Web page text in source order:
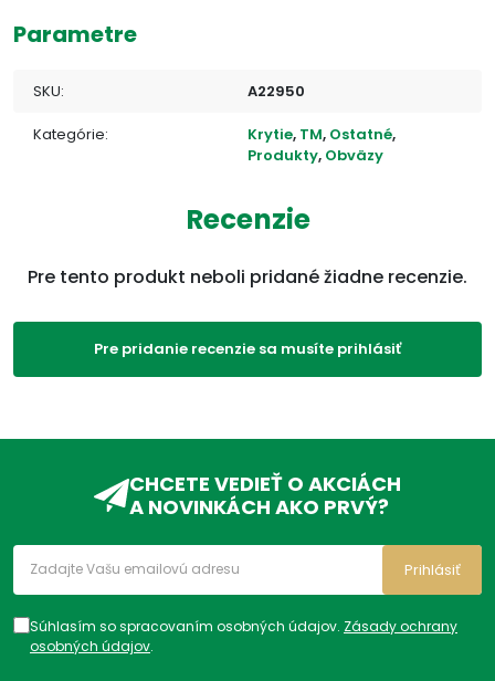
Parametre
SKU: A22950
Kategórie: Krytie, TM, Ostatné,
Produkty, Obväzy
ZPA04DA,
Recenzie
Pre tento produkt neboli pridané žiadne recenzie.
Pre pridanie recenzie sa musíte prihlásiť
CHCETE VEDIEŤ O AKCIÁCH
A NOVINKÁCH AKO PRVÝ?
Súhlasím so spracovaním osobných údajov. Zásady ochrany
osobných údajov.
Prihlásiť